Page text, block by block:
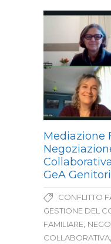
Mediazione
GeA
CONFLITTO
GESTIONE DEL
FAMILIARE,
COLLABORATIVA,